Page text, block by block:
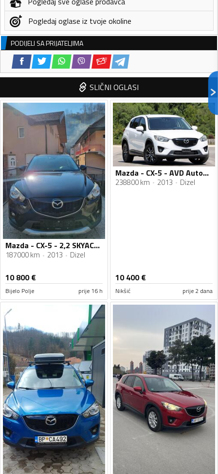
Pogledaj oglase iz tvoje okoline
PODIJELI SA PRIJATELJIMA
SLIČNI OGLASI
Mazda - CX-5 - 2,2 SKYACTIVE-D AWD
187000 km 2013 Dizel
10 800€
Bijelo Polje prije 16 h
Mazda - CX-5 - AVD Automatic
238800 km 2013 Dizel
10 400€
Nikšić prije 2 dana